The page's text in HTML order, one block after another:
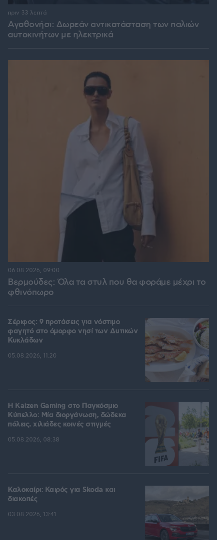
Αγαθονήσι: Δωρεάν αντικατάσταση των παλιών
αυτοκινήτων με ηλεκτρικά
πριν 33 λεπτά
Βερμούδες: Όλα τα στυλ που θα φοράμε μέχρι το
φθινόπωρο
06.08.2026, 09:00
Σέριφος: 9 προτάσεις για νόστιμο
φαγητό στο όμορφο νησί των Δυτικών
Κυκλάδων
05.08.2026, 11:20
H Kaizen Gaming στο Παγκόσμιο
Kύπελλο: Μία διοργάνωση, δώδεκα
πόλεις, χιλιάδες κοινές στιγμές
05.08.2026, 08:38
Καλοκαίρι: Καιρός για Skoda και
διακοπές
03.08.2026, 13:41